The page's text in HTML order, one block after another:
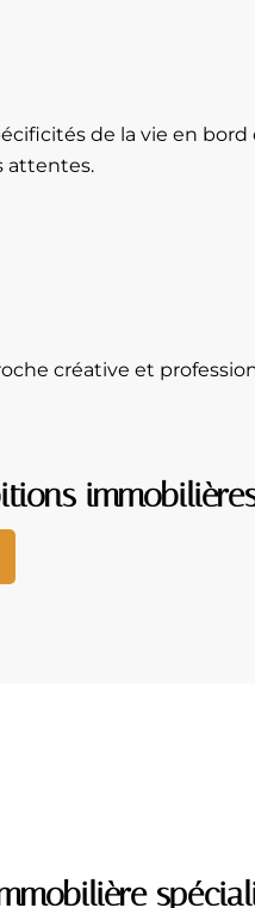
de la vie en bord
attentes.
créative et